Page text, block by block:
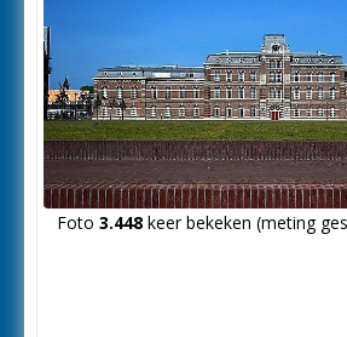
Foto 3.448keer bekeken (meting